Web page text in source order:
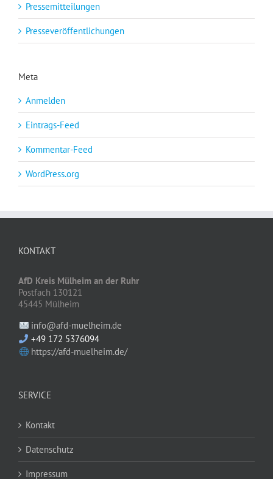
Pressemitteilungen
Presseveröffentlichungen
Meta
Anmelden
Eintrags-Feed
Kommentar-Feed
WordPress.org
KONTAKT
AfD Kreis Mülheim an der Ruhr
Postfach 130121
45445 Mülheim
info@afd-muelheim.de
+49 172 5376094
https://afd-muelheim.de/
SERVICE
Kontakt
Datenschutz
Impressum